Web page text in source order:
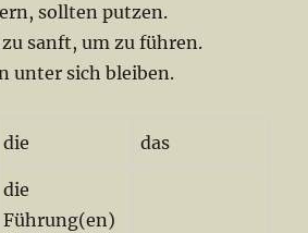
sollten putzen.
sanft, um zu führen.
unter sich bleiben.
die das
die
Führung(en)